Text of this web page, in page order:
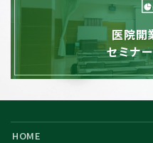
医院開
セミナ
HOME